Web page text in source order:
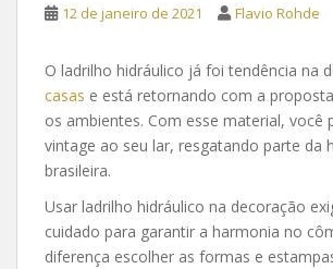
12 de janeiro de 2021 Flavio Rohde
O ladrilho hidráulico já foi tendência na
casas e está retornando com a
os ambientes. Com esse material, você
vintage ao seu lar, resgatando parte da
brasileira.
Usar ladrilho hidráulico na decoração
cuidado para garantir a harmonia no
diferença escolher as formas e